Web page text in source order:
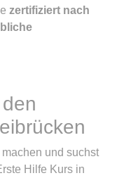
zertifiziert nach
und suchst
Hilfe Kurs in